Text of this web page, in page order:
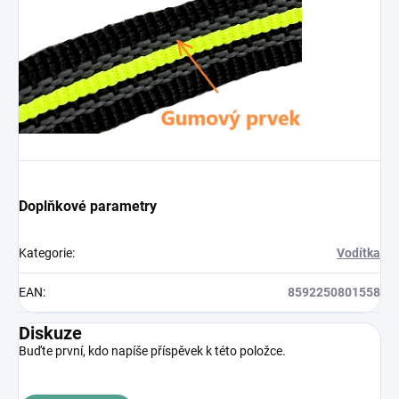
Doplňkové parametry
Kategorie: Vodítka
EAN: 8592250801558
Diskuze
Buďte první, kdo napíše příspěvek k této položce.